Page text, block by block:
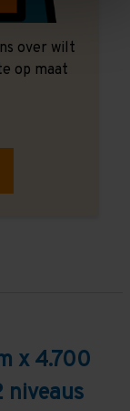
over wilt
op maat
x 4.700
niveaus